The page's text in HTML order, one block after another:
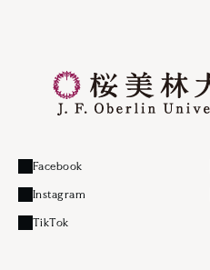
Facebook
外部リンク
Instagram
外部リンク
TikTok
外部リンク